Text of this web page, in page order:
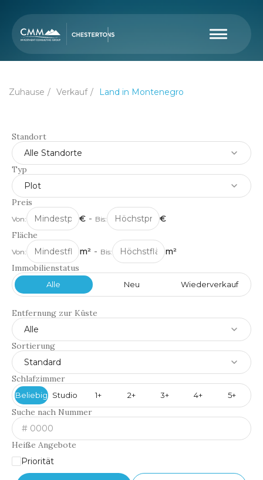
Zuhause Verkauf Land in Montenegro
Standort
Alle Standorte
Typ
Plot
Preis
Von: € - Bis:
€
Fläche
Von: m² - Bis:
m²
Immobilienstatus
Alle Neu Wiederverkauf
Entfernung zur Küste
Alle
Sortierung
Standard
Schlafzimmer
Beliebig Studio 1+ 2+ 3+ 4+ 5+
Suche nach Nummer
Heiße Angebote
Priorität